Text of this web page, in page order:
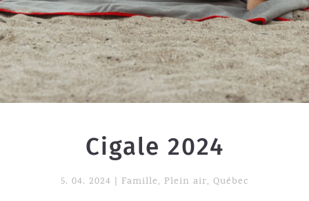
Cigale 2024
5. 04. 2024 Famille, Plein air, Québec